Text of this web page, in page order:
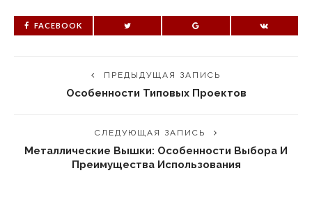
FACEBOOK
ПРЕДЫДУЩАЯ ЗАПИСЬ
Особенности Типовых Проектов
СЛЕДУЮЩАЯ ЗАПИСЬ
Металлические Вышки: Особенности Выбора И
Преимущества Использования